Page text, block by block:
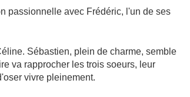
passionnelle avec Frédéric, l'un de ses
Sébastien, plein de charme, semble
va rapprocher les trois soeurs, leur
vivre pleinement.